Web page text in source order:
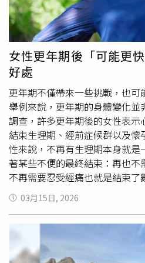
納西州曼菲斯的xAI「
4日舉行線上會議，與銀行研究
個企業集團進行估值並非易事
資人更容易做出判斷。IPO研究
技有限責任公司」（
據與指數分析師博查尼斯表示：
估值法，但就像特斯拉一樣，
眾對馬斯克願景的信心而劇烈
渴望以任何形式接觸SpaceX。
場的市場研究與分析機構「
略師博魯爾（Shay Boloor）指
一部分來自「星鏈」（Starlink
「Starlink是這一估值唯一合理
「這將成為持續性收入引擎」
國防合約以及自身資料網路。
港」（Starbase）的SpaceX可
元，輕鬆超越2019年「沙烏地阿
Aramco）創下的全球最大IPO紀
女性更年期後「可能更
好處
更年期不僅帶來一些挑戰，也可
舉例來說，更年期的身體變化
調查，許多更年期後的女性表
結束生理期、經前症候群以及
性來說，不再有生理期本身就
著某些不便的最終結束：再也
不再需要忍受經痛也就是結束
束 許多困擾也隨之消失更年期
用擔心子宮肌瘤導致大量出血
85% 的女性來說意味著擺脫了
易怒以及偏頭痛等。此外，更年
不必擔心意外懷孕的情況下享受
03月15日, 2026